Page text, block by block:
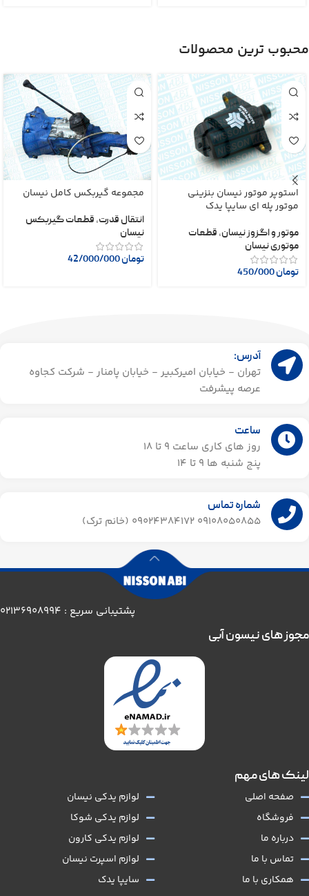
محبوب ترین محصولات
استوپر موتور نیسان بنزینی
موتور پله ای سایپا یدک
موتور و اگزوز نیسان, قطعات
موتوری نیسان
تومان
مجموعه گیربکس کامل نیسان
انتقال قدرت, قطعات گیربکس
نیسان
تومان
آدرس:
تهران - خیابان امیرکبیر - خیابان پامنار - شرکت کجاوه
عرصه پیشرفت
ساعت
روز های کاری ساعت ۹ تا 18
پنج شنبه ها 9 تا 14​
شماره تماس
09108050855 09024384172 (خانم ترک)
پشتیبانی سریع : 02136908994
لینک های مهم
صفحه اصلی
فروشگاه
درباره ما
تماس با ما
همکاری با ما
لوازم یدکی نیسان
لوازم یدکی شوکا
لوازم یدکی کارون
لوازم اسپرت نیسان
سایپا یدک
مجوز های نیسون آبی